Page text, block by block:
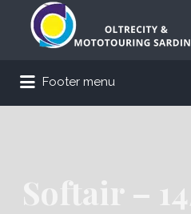
Cerca:
Footer menu
Softair –